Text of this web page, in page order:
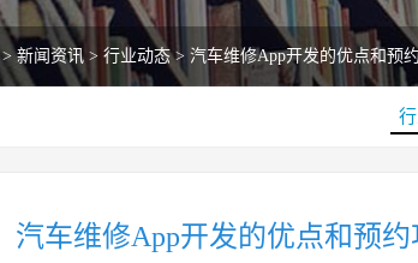
>新闻资讯 > 行业动态> 汽车维修App开发的优点和预
汽车维修App开发的优点和预